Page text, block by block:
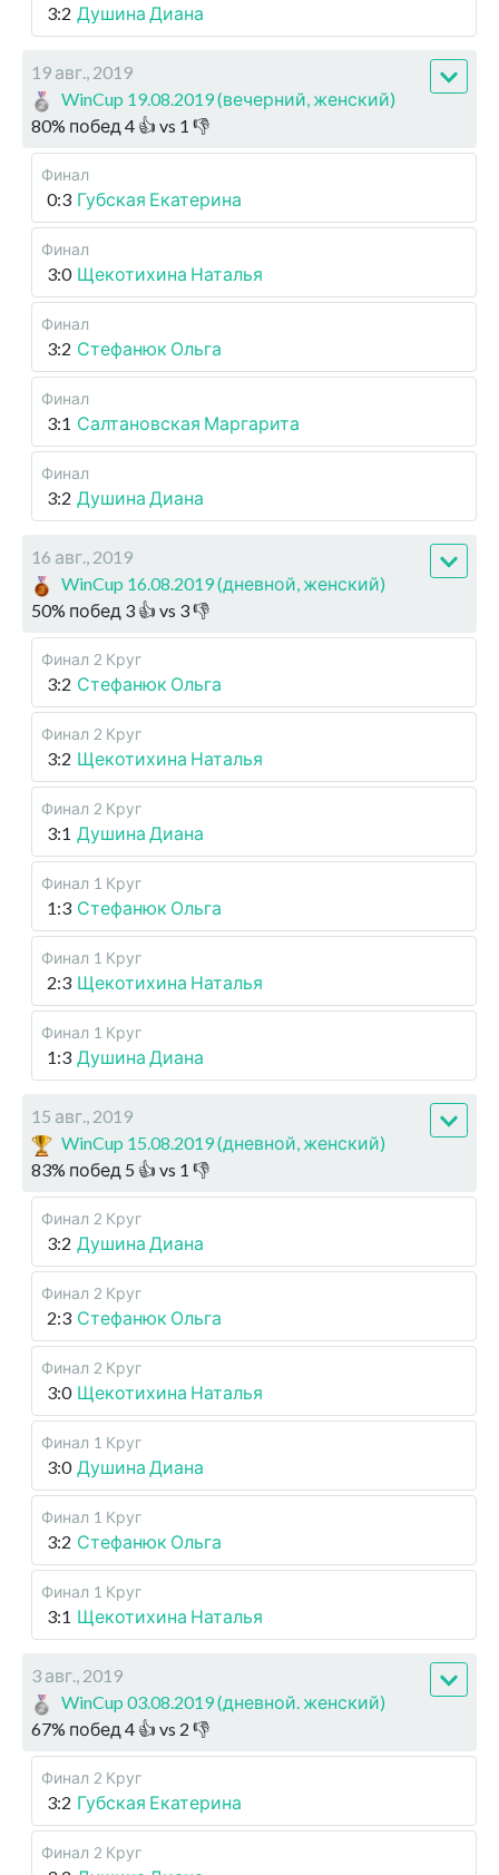
3:2 Душина Диана
19 авг., 2019
WinCup 19.08.2019 (вечерний, женский)
80% побед 4 👍 vs 1 👎
Финал
0:3 Губская Екатерина
Финал
3:0 Щекотихина Наталья
Финал
3:2 Стефанюк Ольга
Финал
3:1 Салтановская Маргарита
Финал
3:2 Душина Диана
16 авг., 2019
WinCup 16.08.2019 (дневной, женский)
50% побед 3 👍 vs 3👎
Финал 2 Круг
3:2 Стефанюк Ольга
Финал 2 Круг
3:2 Щекотихина Наталья
Финал 2 Круг
3:1 Душина Диана
Финал 1 Круг
1:3 Стефанюк Ольга
Финал 1 Круг
2:3 Щекотихина Наталья
Финал 1 Круг
1:3 Душина Диана
15 авг., 2019
WinCup 15.08.2019 (дневной, женский)
83% побед 5 👍 vs 1 👎
Финал 2 Круг
3:2 Душина Диана
Финал 2 Круг
2:3 Стефанюк Ольга
Финал 2 Круг
3:0 Щекотихина Наталья
Финал 1 Круг
3:0 Душина Диана
Финал 1 Круг
3:2 Стефанюк Ольга
Финал 1 Круг
3:1 Щекотихина Наталья
3 авг., 2019
WinCup 03.08.2019 (дневной. женский)
67% побед 4 👍 vs 2 👎
Финал 2 Круг
3:2 Губская Екатерина
Финал 2 Круг